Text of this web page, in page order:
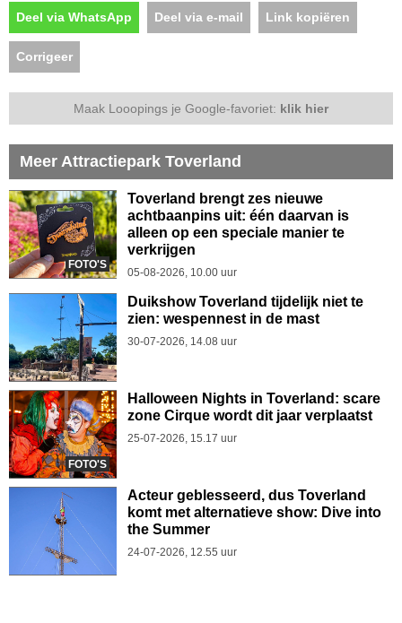
Deel via WhatsApp Deel via e-mail Link kopiëren
Corrigeer
Maak Looopings je Google-favoriet: klik hier
Meer Attractiepark Toverland
FOTO'S
Toverland brengt zes nieuwe
achtbaanpins uit: één daarvan is
alleen op een speciale manier te
verkrijgen
05-08-2026, 10.00 uur
Duikshow Toverland tijdelijk niet te
zien: wespennest in de mast
30-07-2026, 14.08 uur
FOTO'S
Halloween Nights in Toverland: scare
zone Cirque wordt dit jaar verplaatst
25-07-2026, 15.17 uur
Acteur geblesseerd, dus Toverland
komt met alternatieve show: Dive into
the Summer
24-07-2026, 12.55 uur